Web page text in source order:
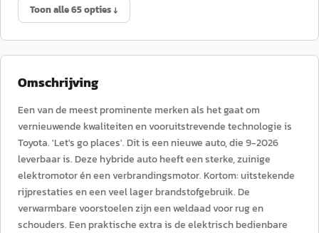
Toon alle 65 opties ↓
Omschrijving
Een van de meest prominente merken als het gaat om
vernieuwende kwaliteiten en vooruitstrevende technologie is
Toyota. 'Let's go places'. Dit is een nieuwe auto, die 9-2026
leverbaar is. Deze hybride auto heeft een sterke, zuinige
elektromotor én een verbrandingsmotor. Kortom: uitstekende
rijprestaties en een veel lager brandstofgebruik. De
verwarmbare voorstoelen zijn een weldaad voor rug en
schouders. Een praktische extra is de elektrisch bedienbare